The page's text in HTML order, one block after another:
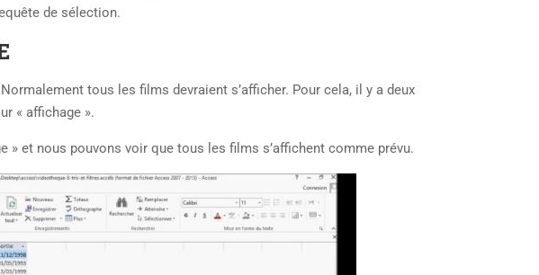
de sélection.
tous les films devraient s’afficher. Pour cela, il y a deux
« affichage ».
» et nous pouvons voir que tous les films s’affichent comme prévu.